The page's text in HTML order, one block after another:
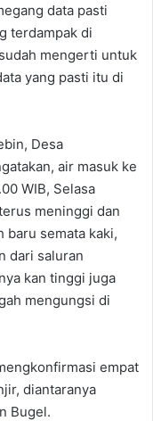
data pasti
terdampak di
mengerti untuk
yang pasti itu di
Desa
air masuk ke
WIB, Selasa
meninggi dan
baru semata kaki,
dari saluran
kan tinggi juga
mengungsi di
empat
diantaranya
Bugel.